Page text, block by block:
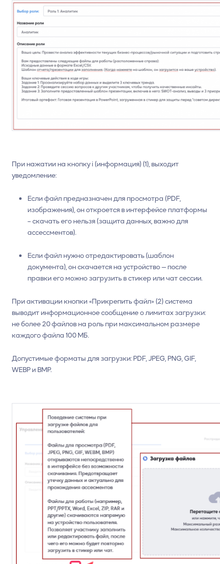
При нажатии на кнопку i (информация) (1), выходит
уведомление:
Если файл предназначен для просмотра (PDF,
изображения), он откроется в интерфейсе платформы
– скачать его нельзя (защита данных, важно для
ассессментов).
Если файл нужно отредактировать (шаблон
документа), он скачается на устройство — после
правки его можно загрузить в стикер или чат сессии.
При активации кнопки «Прикрепить файл» (2) система
выводит информационное сообщение о лимитах загрузки:
не более 20 файлов на роль при максимальном размере
каждого файла 100 МБ.
Допустимые форматы для загрузки: PDF, JPEG, PNG, GIF,
WEBP и BMP.